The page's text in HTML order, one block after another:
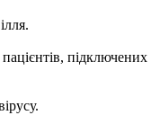
підключених